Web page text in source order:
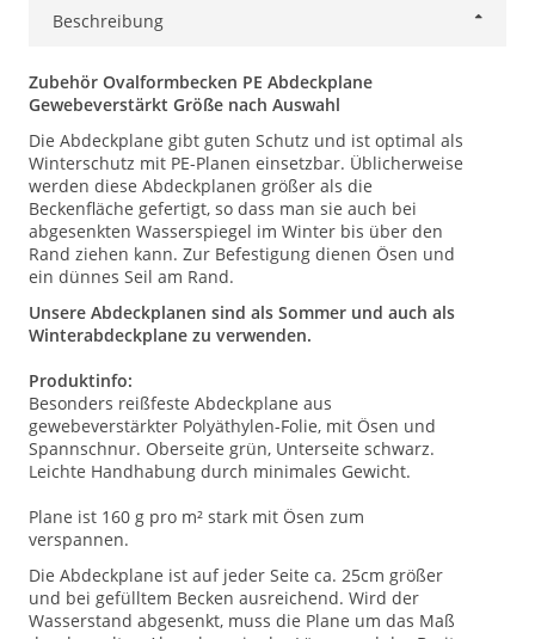
Beschreibung
Zubehör Ovalformbecken PE Abdeckplane
Gewebeverstärkt Größe nach Auswahl
Die Abdeckplane gibt guten Schutz und ist optimal als
Winterschutz mit PE-Planen einsetzbar. Üblicherweise
werden diese Abdeckplanen größer als die
Beckenfläche gefertigt, so dass man sie auch bei
abgesenkten Wasserspiegel im Winter bis über den
Rand ziehen kann. Zur Befestigung dienen Ösen und
ein dünnes Seil am Rand.
Unsere Abdeckplanen sind als Sommer und auch als
Winterabdeckplane zu verwenden.
Produktinfo:
Besonders reißfeste Abdeckplane aus
gewebeverstärkter Polyäthylen-Folie, mit Ösen und
Spannschnur. Oberseite grün, Unterseite schwarz.
Leichte Handhabung durch minimales Gewicht.
Plane ist 160 g pro m² stark mit Ösen zum
verspannen.
Die Abdeckplane ist auf jeder Seite ca. 25cm größer
und bei gefülltem Becken ausreichend. Wird der
Wasserstand abgesenkt, muss die Plane um das Maß